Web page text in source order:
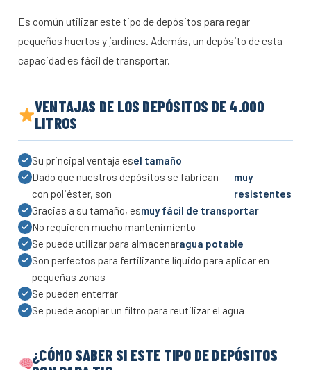
Es común utilizar este tipo de depósitos para regar
pequeños huertos y jardines. Además, un depósito de esta
capacidad es fácil de transportar.
VENTAJAS DE LOS DEPÓSITOS DE 4.000
LITROS
Su principal ventaja esel tamaño
Dado que nuestros depósitos se fabrican
con poliéster, son
muy
resistentes
Gracias a su tamaño, esmuy fácil de transportar
No requieren mucho mantenimiento
Se puede utilizar para almacenaragua potable
Son perfectos para fertilizante líquido para aplicar en
pequeñas zonas
Se pueden enterrar
Se puede acoplar un filtro para reutilizar el agua
¿CÓMO SABER SI ESTE TIPO DE DEPÓSITOS